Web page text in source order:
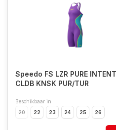
Speedo FS LZR PURE
CLDB KNSK PUR/TUR
Beschikbaar in
20
22 23 24 25 26